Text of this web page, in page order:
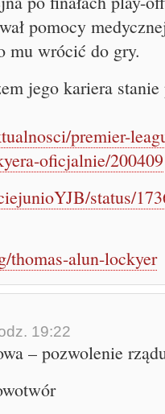
pomocy
mu wrócić do gry.
jego kariera
premier-
oficjalnie/200409
status/
thomas-alun-lockyer
19:22
– pozwolenie